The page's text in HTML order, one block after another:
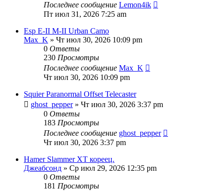
Последнее сообщение Lemon4ik
Пт июл 31, 2026 7:25 am
Esp E-II M-II Urban Camo
Max_K » Чт июл 30, 2026 10:09 pm
0 Ответы
230 Просмотры
Последнее сообщение Max_K
Чт июл 30, 2026 10:09 pm
Squier Paranormal Offset Telecaster
ghost_pepper» Чт июл 30, 2026 3:37 pm
0 Ответы
183 Просмотры
Последнее сообщение ghost_pepper
Чт июл 30, 2026 3:37 pm
Hamer Slammer XT кореец.
Джеабсонд » Ср июл 29, 2026 12:35 pm
0 Ответы
181 Просмотры